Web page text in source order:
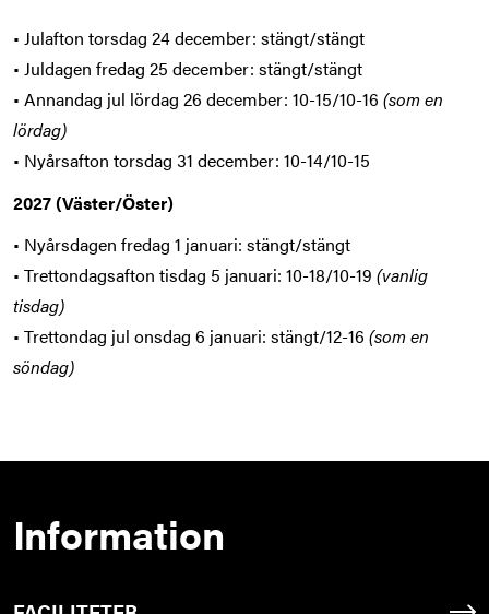
• Julafton torsdag 24 december: stängt/stängt
• Juldagen fredag 25 december: stängt/stängt
• Annandag jul lördag 26 december: 10-15/10-16 (som en
lördag)
• Nyårsafton torsdag 31 december: 10-14/10-15
2027 (Väster/Öster)
• Nyårsdagen fredag 1 januari: stängt/stängt
• Trettondagsafton tisdag 5 januari: 10-18/10-19 (vanlig
tisdag)
• Trettondag jul onsdag 6 januari: stängt/12-16 (som en
söndag)
Information